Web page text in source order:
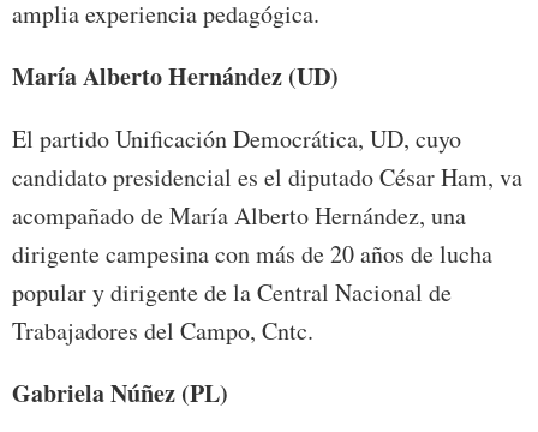
amplia experiencia pedagógica.
María Alberto Hernández (UD)
El partido Unificación Democrática, UD, cuyo
candidato presidencial es el diputado César Ham, va
acompañado de María Alberto Hernández, una
dirigente campesina con más de 20 años de lucha
popular y dirigente de la Central Nacional de
Trabajadores del Campo, Cntc.
Gabriela Núñez (PL)